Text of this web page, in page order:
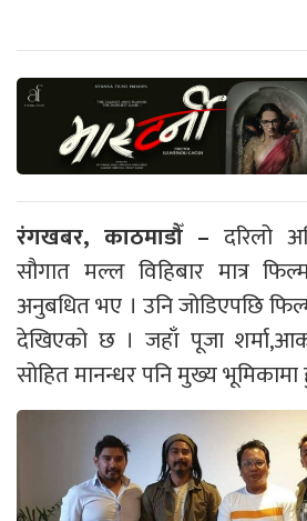
रंगखबर, काठमाडौँ – दरिलो
सौगात मल्ल विहिबार मात्र
अनुबधित भए । उनि जोडिएपछि
देखिएको छ । जहाँ पूजा
सोहित मानन्धर पनि मुख्य